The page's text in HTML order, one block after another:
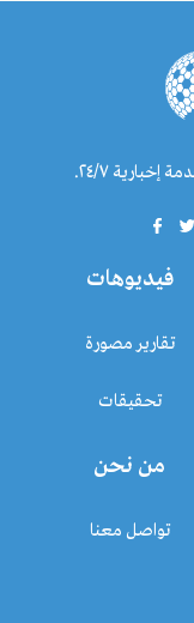
٢٤/٧.
فيديوهات
تقارير مصورة
تحقيقات
من نحن
تواصل معنا